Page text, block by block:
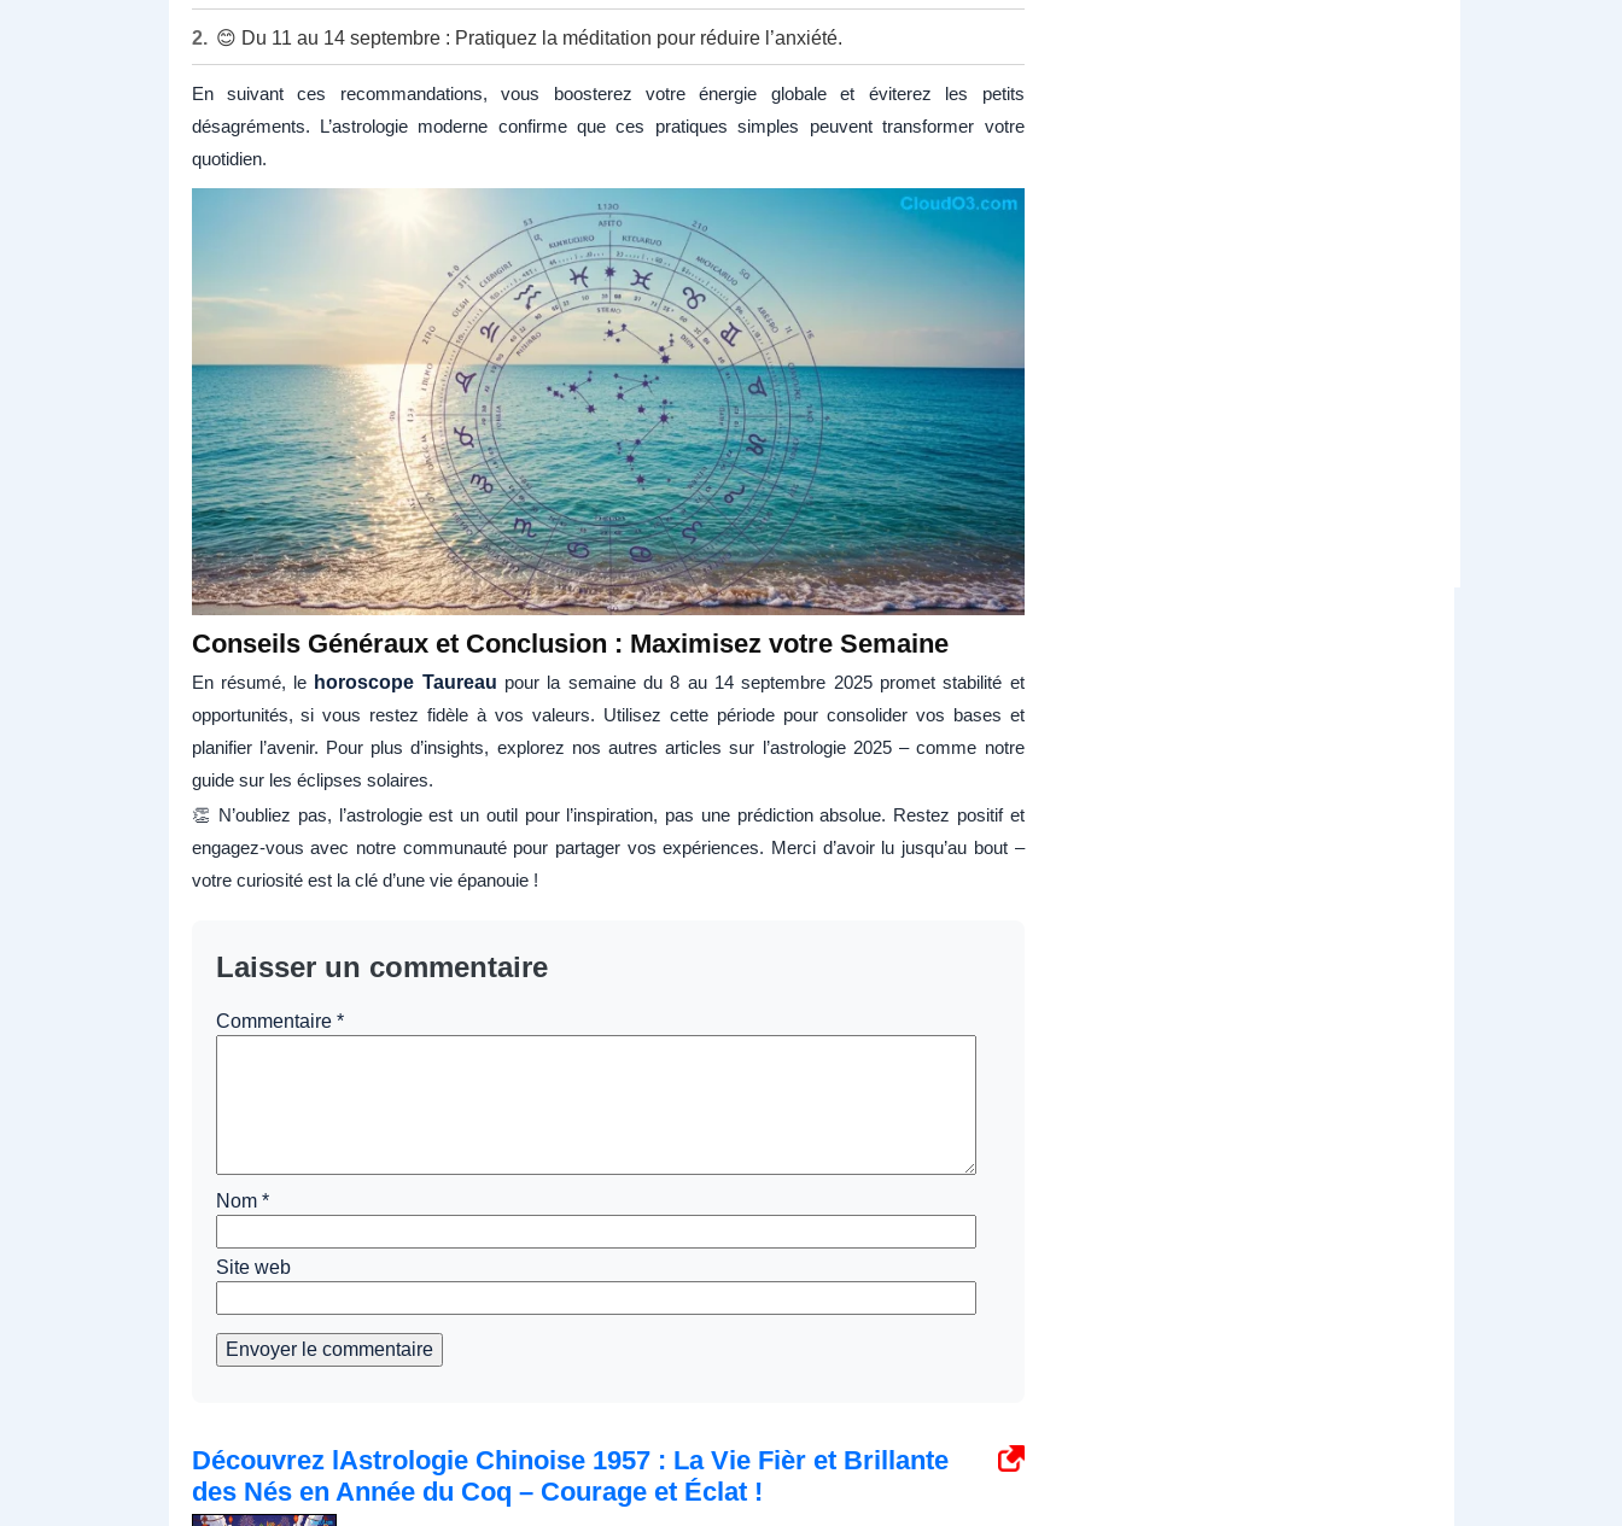
😊 Du 11 au 14 septembre : Pratiquez la méditation pour réduire l’anxiété.
En suivant ces recommandations, vous boosterez votre énergie globale et éviterez les petits
désagréments. L’astrologie moderne confirme que ces pratiques simples peuvent transformer votre
quotidien.
Conseils Généraux et Conclusion : Maximisez votre Semaine
En résumé, le horoscope Taureau pour la semaine du 8 au 14 septembre 2025 promet stabilité et
opportunités, si vous restez fidèle à vos valeurs. Utilisez cette période pour consolider vos bases et
planifier l’avenir. Pour plus d’insights, explorez nos autres articles sur l’astrologie 2025 – comme notre
guide sur les éclipses solaires.
👏 N’oubliez pas, l’astrologie est un outil pour l’inspiration, pas une prédiction absolue. Restez positif et
engagez-vous avec notre communauté pour partager vos expériences. Merci d’avoir lu jusqu’au bout –
votre curiosité est la clé d’une vie épanouie !
Laisser un commentaire
Commentaire *
Nom *
Site web
Envoyer le commentaire
Découvrez lAstrologie Chinoise 1957 : La Vie Fièr et Brillante
des Nés en Année du Coq – Courage et Éclat !